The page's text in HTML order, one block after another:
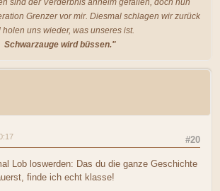
sind der Verderbnis anheim gefallen, doch nun
Grenzer vor mir. Diesmal schlagen wir zurück
holen uns wieder, was unseres ist.
Schwarzauge wird büssen."
#20
Lob loswerden: Das du die ganze Geschichte
finde ich echt klasse!